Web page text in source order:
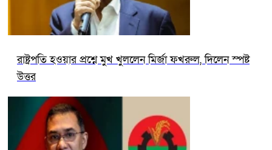
রাষ্ট্রপতি হওয়ার প্রশ্নে মুখ খুললেন মির্জা ফখরুল, দিলেন স্পষ্ট
উত্তর